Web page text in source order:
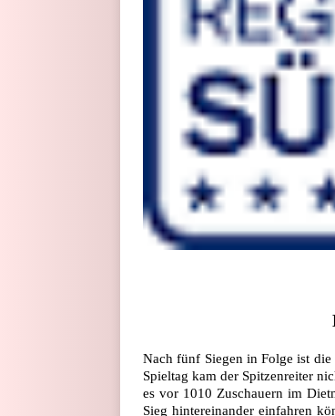
Nach fünf Siegen in Folge ist die
Spieltag kam der Spitzenreiter
es vor 1010 Zuschauern im
Sieg hintereinander einfahren